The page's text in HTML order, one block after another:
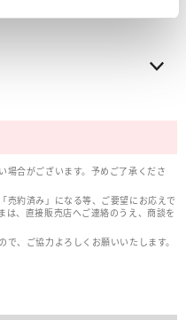
場合がございます。予めご了承くださ
売約済み」になる等、ご要望にお応えで
は、直接販売店へご連絡のうえ、商談を
、ご協力よろしくお願いいたします。